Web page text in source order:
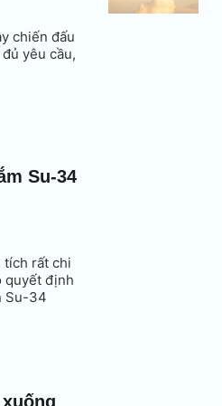
chiến đấu
yêu cầu,
Su-34
tích rất chi
quyết định
Su-34